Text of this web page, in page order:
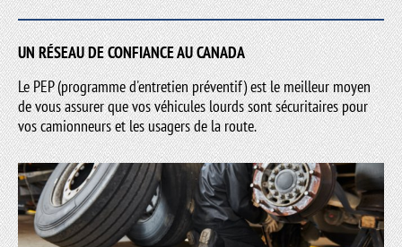
UN RÉSEAU DE CONFIANCE AU CANADA
Le PEP (programme d'entretien préventif) est le meilleur moyen
de vous assurer que vos véhicules lourds sont sécuritaires pour
vos camionneurs et les usagers de la route.